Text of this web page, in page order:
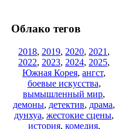
Облако тегов
2018, 2019, 2020, 2021 ,
2022, 2023, 2024, 2025,
Южная Корея, ангст,
боевые искусства,
вымышленный мир,
демоны, детектив, драма,
дунхуа, жестокие сцены,
история, комедия,